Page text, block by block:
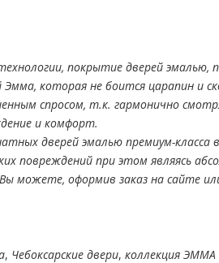
покрытие дверей эмалью,
которая не боится царапин и
спросом, т.к. гармонично
и комфорт.
дверей эмалью премиум-
повреждений при этом являясь
можете, оформив заказ на сайте
, Чебоксарские двери, коллекция ЭММА